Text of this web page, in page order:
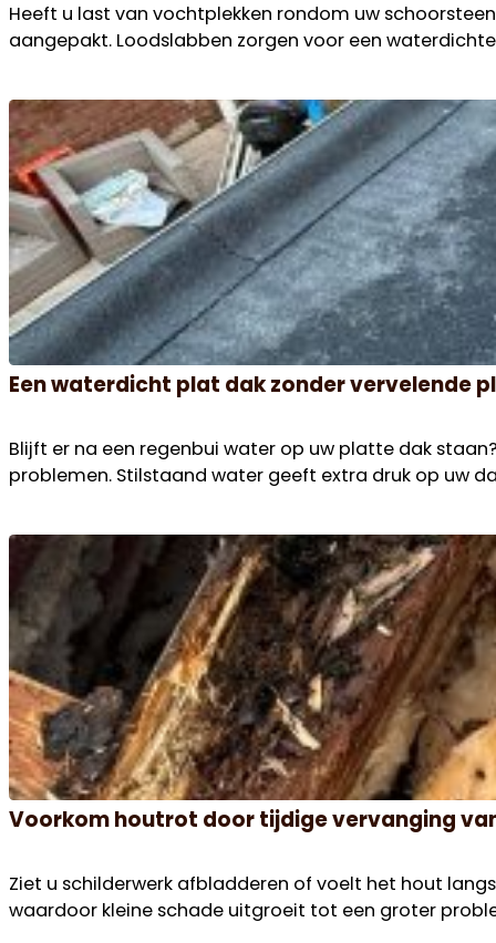
Heeft u last van vochtplekken rondom uw
aangepakt. Loodslabben zorgen voor een
Een waterdicht plat dak zonder vervelende
Blijft er na een regenbui water op uw platte dak
problemen. Stilstaand water geeft extra druk op uw
Voorkom houtrot door tijdige vervanging
Ziet u schilderwerk afbladderen of voelt het hout
waardoor kleine schade uitgroeit tot een groter